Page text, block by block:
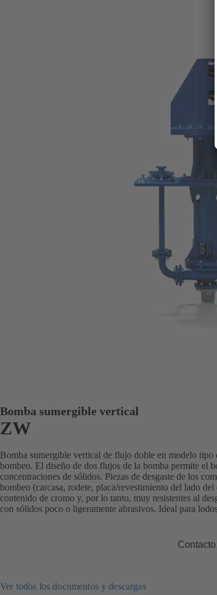
Bomba sumergible vertical
ZW
Bomba sumergible vertical de flujo doble en modelo
bombeo. El diseño de dos flujos de la bomba permite el
concentraciones de sólidos. Piezas de desgaste de los
bombeo (carcasa, rodete, placa/revestimiento del lado
contenido de cromo y, por lo tanto, muy resistentes al
con sólidos poco o ligeramente abrasivos. Ideal para
Ver todos los documentos y descargas